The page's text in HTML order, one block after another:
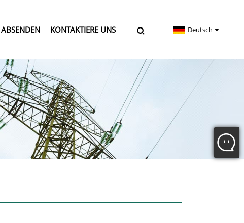
KONTAKTIERE UNS Deutsch